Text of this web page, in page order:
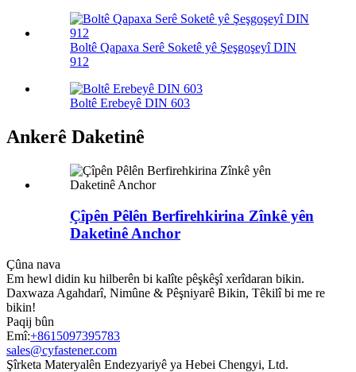
Boltê Qapaxa Serê Soketê yê Şeşgoşeyî DIN
912
Boltê Erebeyê DIN 603
Ankerê Daketinê
Çîpên Pêlên Berfirehkirina Zînkê yên
Daketinê Anchor
Çûna nava
Em hewl didin ku hilberên bi kalîte pêşkêşî xerîdaran bikin.
Daxwaza Agahdarî, Nimûne & Pêşniyarê Bikin, Têkilî bi me re
bikin!
Paqij bûn
Emî:+8615097395783
sales@cyfastener.com
Şîrketa Materyalên Endezyariyê ya Hebei Chengyi, Ltd.